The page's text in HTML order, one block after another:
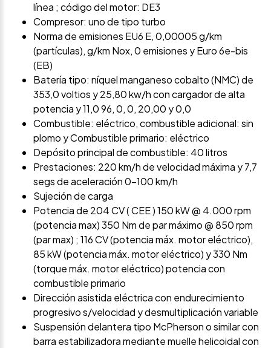
línea ; código del motor: DE3
Compresor: uno de tipo turbo
Norma de emisiones EU6 E, 0,00005 g/km
(partículas), g/km Nox, 0 emisiones y Euro 6e-bis
(EB)
Batería tipo: níquel manganeso cobalto (NMC) de
353,0 voltios y 25,80 kw/h con cargador de alta
potencia y 11,0 96, 0, 0, 20,00 y 0,0
Combustible: eléctrico, combustible adicional: sin
plomo y Combustible primario: eléctrico
Depósito principal de combustible: 40 litros
Prestaciones: 220 km/h de velocidad máxima y 7,7
segs de aceleración 0-100 km/h
Sujeción de carga
Potencia de 204 CV ( CEE ) 150 kW @ 4.000 rpm
(potencia max) 350 Nm de par máximo @ 850 rpm
(par max) ; 116 CV (potencia máx. motor eléctrico),
85 kW (potencia máx. motor eléctrico) y 330 Nm
(torque máx. motor eléctrico) potencia con
combustible primario
Dirección asistida eléctrica con endurecimiento
progresivo s/velocidad y desmultiplicación variable
Suspensión delantera tipo McPherson o similar con
barra estabilizadora mediante muelle helicoidal con